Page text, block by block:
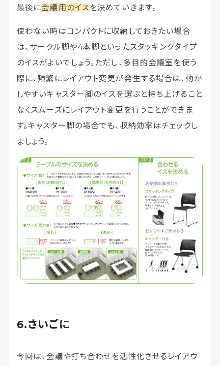
最後に会議用のイスを決めていきます。
使わない時はコンパクトに収納しておきたい場合
は、サークル脚や4本脚といったスタッキングタイプ
のイスがよいでしょう。ただし、多目的会議室を使う
際に、頻繁にレイアウト変更が発生する場合は、動か
しやすいキャスター脚のイスを選ぶと持ち上げること
なくスムーズにレイアウト変更を行うことができま
す。キャスター脚の場合でも、収納効率はチェックし
ましょう。
さいごに
今回は、会議や打ち合わせを活性化させるレイアウ